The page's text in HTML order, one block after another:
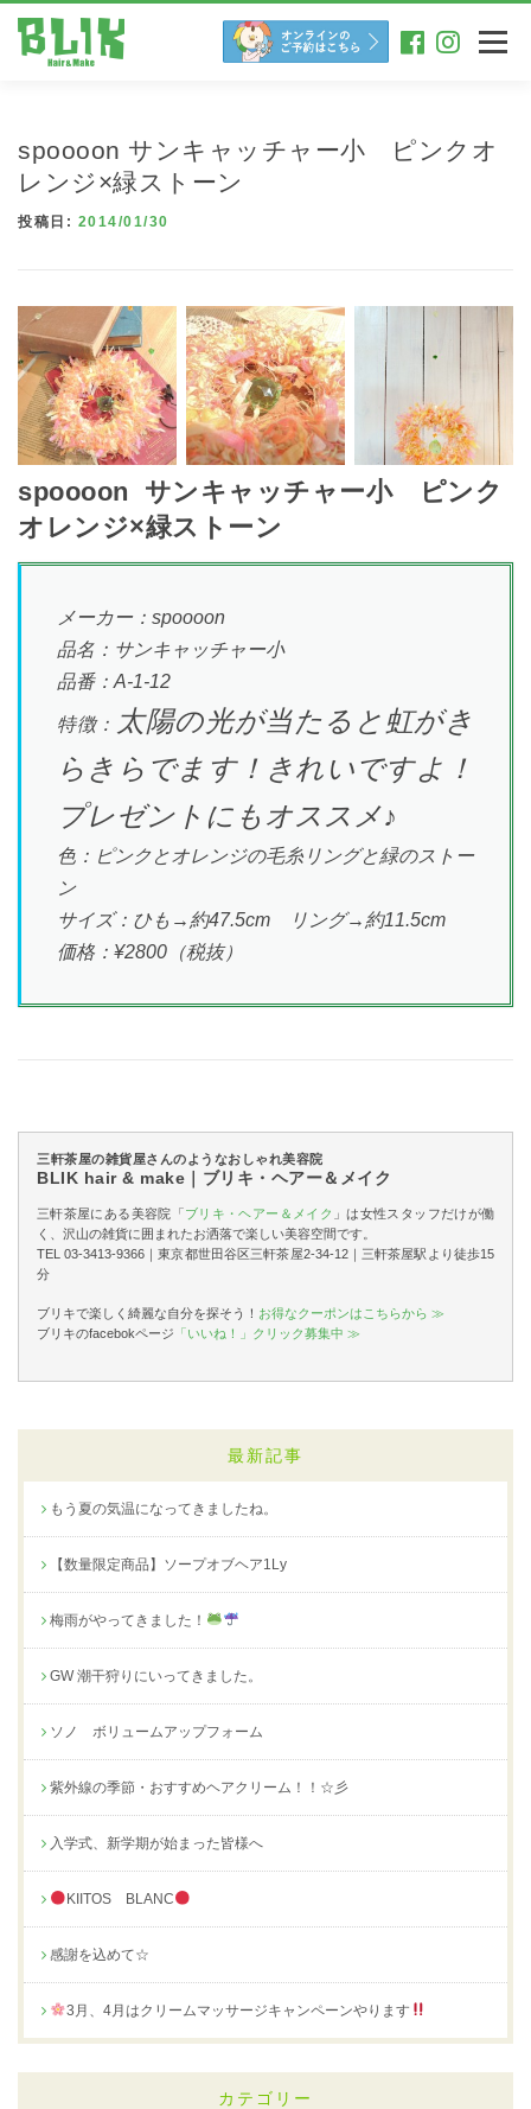
メニュー
spoooon サンキャッチャー小 ピンクオ
レンジ×緑ストーン
投稿日: 2014/01/30
spoooon サンキャッチャー小 ピンク
オレンジ×緑ストーン
メーカー：spoooon
品名：サンキャッチャー小
品番：A-1-12
特徴： 太陽の光が当たると虹がき
らきらでます！きれいですよ！
プレゼントにもオススメ♪
色：ピンクとオレンジの毛糸リングと緑のストー
ン
サイズ：ひも→約47.5cm リング→約11.5cm
価格：¥2800（税抜）
三軒茶屋の雑貨屋さんのようなおしゃれ美容院
BLIK hair & make｜ブリキ・ヘアー＆メイク
三軒茶屋にある美容院「 ブリキ・ヘアー＆メイク 」は女性スタッフだけが働
く、沢山の雑貨に囲まれたお洒落で楽しい美容空間です。
TEL 03-3413-9366｜東京都世田谷区三軒茶屋2-34-12｜三軒茶屋駅より徒歩15
分
ブリキで楽しく綺麗な自分を探そう！ お得なクーポンはこちらから ≫
ブリキのfacebokページ 「いいね！」クリック募集中 ≫
最新記事
もう夏の気温になってきましたね。
【数量限定商品】ソープオブヘア1Ly
梅雨がやってきました！
GW 潮干狩りにいってきました。
ソノ ボリュームアップフォーム
紫外線の季節・おすすめヘアクリーム！！☆彡
入学式、新学期が始まった皆様へ
KIITOS BLANC
感謝を込めて☆
3月、4月はクリームマッサージキャンペーンやります
カテゴリー